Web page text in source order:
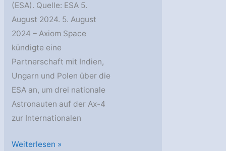
(ESA). Quelle: ESA 5.
August 2024. 5. August
2024 – Axiom Space
kündigte eine
Partnerschaft mit Indien,
Ungarn und Polen über die
ESA an, um drei nationale
Astronauten auf der Ax-4
zur Internationalen
ESA-
Weiterlesen »